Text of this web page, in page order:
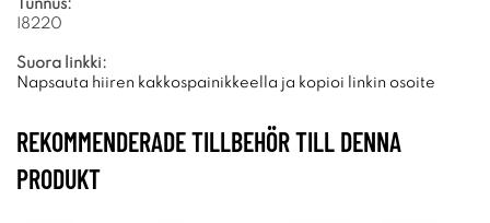
Tunnus:
I8220
Suora linkki:
Napsauta hiiren kakkospainikkeella ja kopioi linkin osoite
REKOMMENDERADE TILLBEHÖR TILL DENNA
PRODUKT